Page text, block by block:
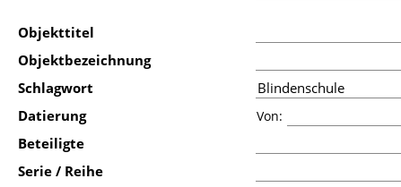
Objekttitel
Objektbezeichnung
Schlagwort
Datierung
Von:
Beteiligte
Serie / Reihe